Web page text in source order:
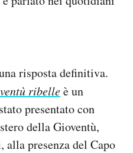
risposta definitiva.
ribelleè un
presentato con
della Gioventù,
presenza del Capo